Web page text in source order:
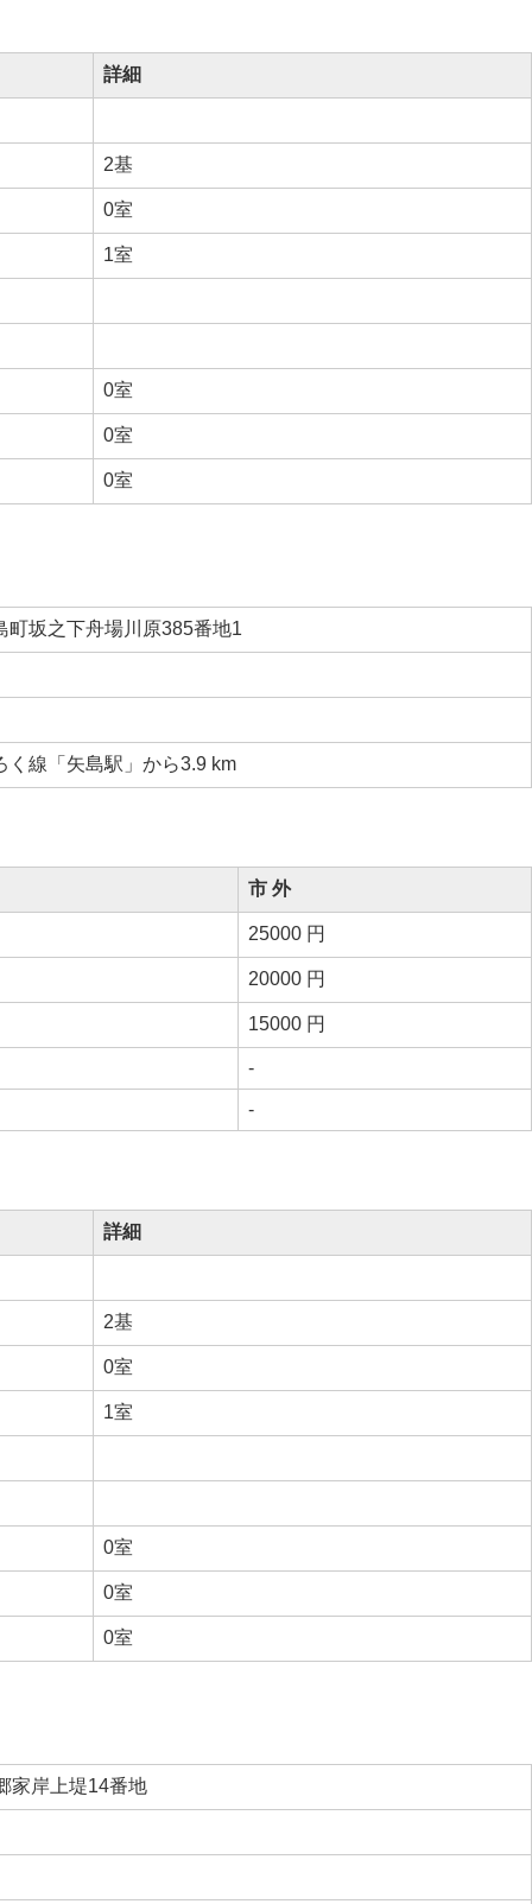
詳細
2基
0室
1室
0室
0室
0室
町坂之下舟場川原385番地1
く線「矢島駅」から3.9 km
市 外
25000 円
20000 円
15000 円
-
-
詳細
2基
0室
1室
0室
0室
0室
家岸上堤14番地